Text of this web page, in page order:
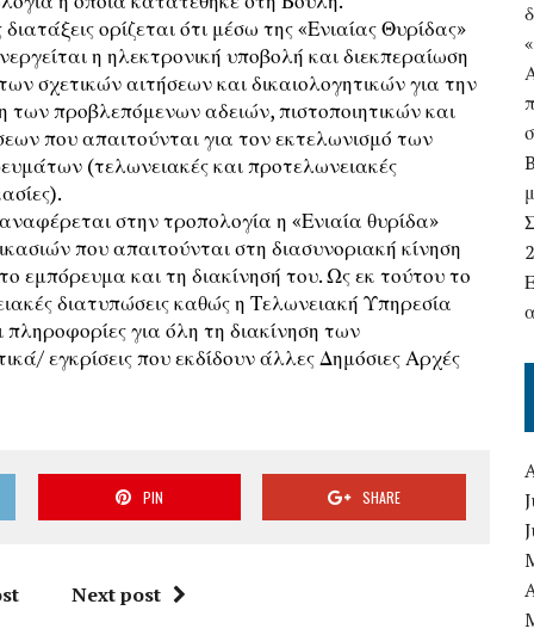
ορίζεται ότι μέσω της «Ενιαίας Θυρίδας»
η ηλεκτρονική υποβολή και διεκπεραίωση
σχετικών αιτήσεων και δικαιολογητικών για την
των προβλεπόμενων αδειών, πιστοποιητικών και
που απαιτούνται για τον εκτελωνισμό των
(τελωνειακές και προτελωνειακές
στην τροπολογία η «Ενιαία θυρίδα»
που απαιτούνται στη διασυνοριακή κίνηση
εμπόρευμα και τη διακίνησή του. Ως εκ τούτου το
διατυπώσεις καθώς η Τελωνειακή Υπηρεσία
για όλη τη διακίνηση των
εγκρίσεις που εκδίδουν άλλες Δημόσιες Αρχές
PIN SHARE
Next post